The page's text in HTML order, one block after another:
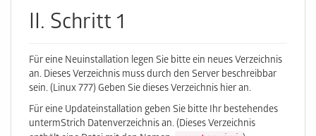
II. Schritt 1
Für eine Neuinstallation legen Sie bitte ein neues Verzeichnis
an. Dieses Verzeichnis muss durch den Server beschreibbar
sein. (Linux 777) Geben Sie dieses Verzeichnis hier an.
Für eine Updateinstallation geben Sie bitte Ihr bestehendes
untermStrich Datenverzeichnis an. (Dieses Verzeichnis